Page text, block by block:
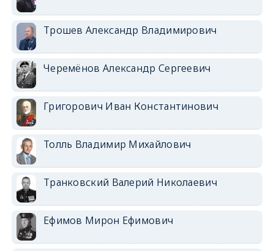
Трошев Александр Владимирович
Черемёнов Александр Сергеевич
Григорович Иван Константинович
Толль Владимир Михайлович
Транковский Валерий Николаевич
Ефимов Мирон Ефимович